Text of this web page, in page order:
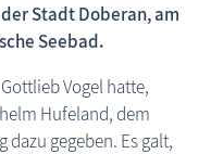
Wissenswertes
Stadt Doberan, am
Seebad.
Vogel hatte,
Hufeland, dem
dazu gegeben. Es galt,